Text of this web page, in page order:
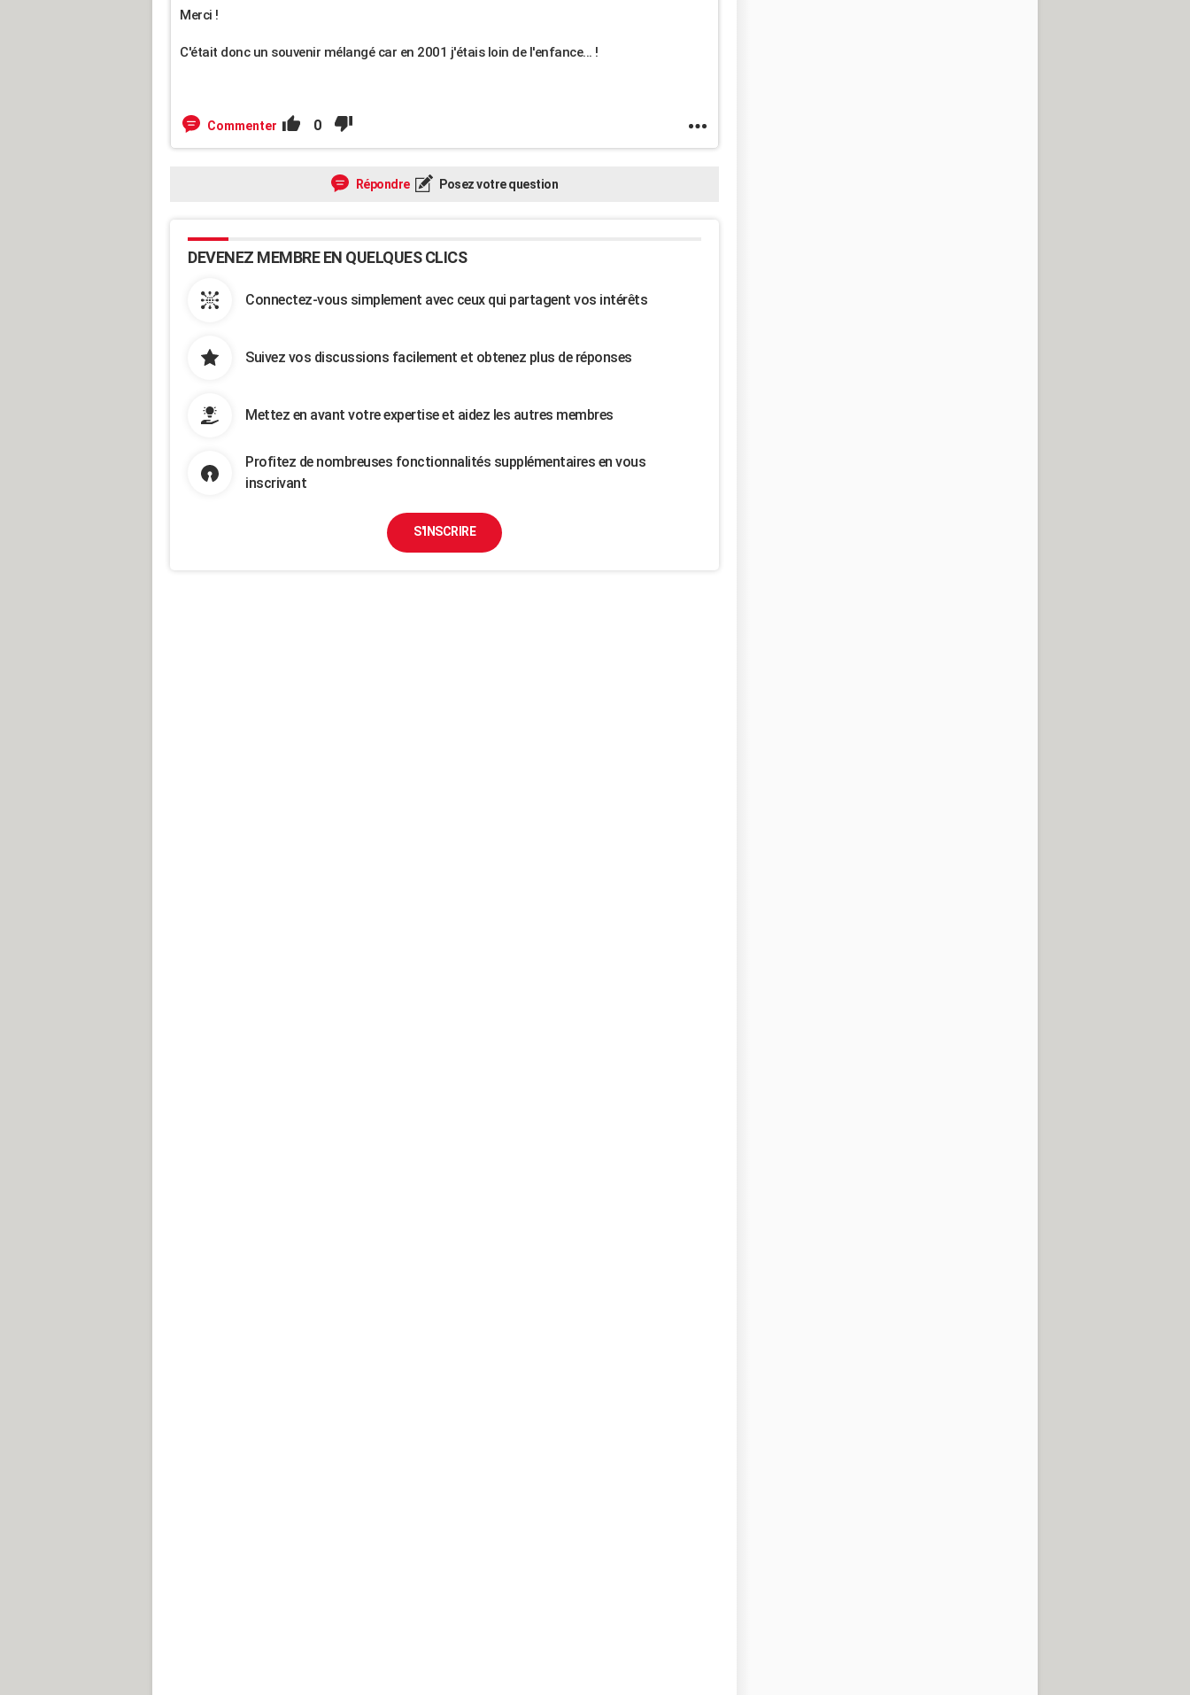
Merci !
C'était donc un souvenir mélangé car en 2001 j'étais loin de l'enfance... !
Commenter 0
Répondre Posez votre question
DEVENEZ MEMBRE EN QUELQUES CLICS
Connectez-vous simplement avec ceux qui partagent vos intérêts
Suivez vos discussions facilement et obtenez plus de réponses
Mettez en avant votre expertise et aidez les autres membres
Profitez de nombreuses fonctionnalités supplémentaires en vous
inscrivant
S'INSCRIRE